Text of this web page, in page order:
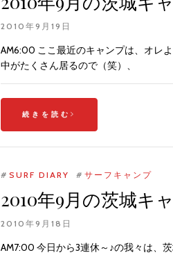
2010年9月19日
AM6:00 ここ最近のキャンプは、オレ
中がたくさん居るので（笑）、
続きを読む
# SURF DIARY # サーフキャンプ
2010年9月の茨城キ
2010年9月18日
AM7:00 今日から3連休～♪の我々は、